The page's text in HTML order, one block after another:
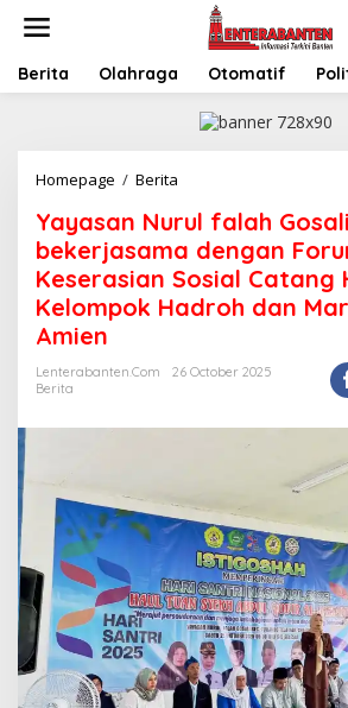
Berita Olahraga Otomatif
Homepage / Berita
falah
Gosali
bekerjasama
dengan
Forum
Catang
Hadroh
Amien
Yayasan Nurul falah Gosali
bekerjasama dengan
Keserasian Sosial Catang
Kelompok Hadroh dan
Amien
Lenterabanten.com
26 October 2025
Berita